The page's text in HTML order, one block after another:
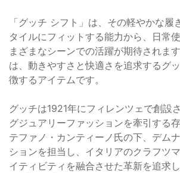
「グッチ シフト」は、その軽やかな履
タイルにフィットする能力から、日常
まざまなシーンでの活躍が期待されま
は、動きやすさと快適さを追求するグ
徴するアイテムです。
グッチは1921年にフィレンツェで創設
グジュアリーファッションを牽引する
テファノ・カンティーノ氏の下、デム
ションを担当し、イタリアのクラフツ
イティビティを融合させた革新を追求